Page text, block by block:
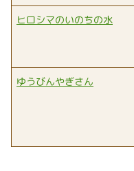
ヒロシマのいのちの水
ゆうびんやぎさん